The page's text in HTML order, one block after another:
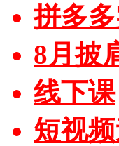
拼多
8月披
线下课
短视